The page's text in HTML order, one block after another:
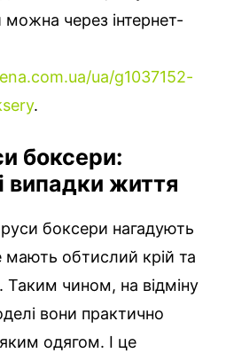
можна через інтернет-
ua/g1037152-
.
боксери:
випадки життя
боксери нагадують
мають обтислий крій та
Таким чином, на відміну
вони практично
одягом. І це